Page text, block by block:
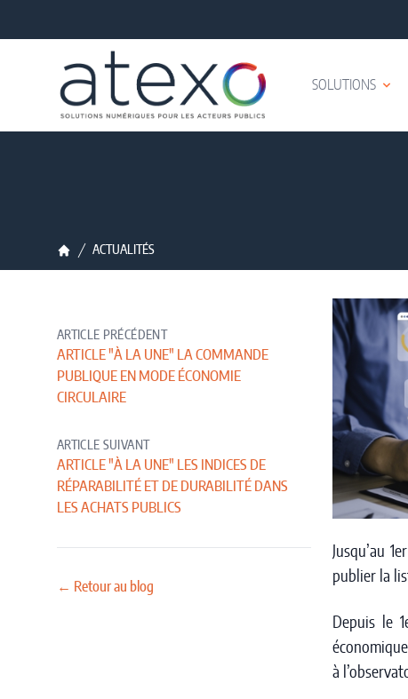
SOLUTIONS
ACTUALITÉS
Jusqu’au
publier la
Depuis le
à
ARTICLE PRÉCÉDENT
ARTICLE "À LA UNE" LA COMMANDE
PUBLIQUE EN MODE ÉCONOMIE
CIRCULAIRE
ARTICLE SUIVANT
ARTICLE "À LA UNE" LES INDICES DE
RÉPARABILITÉ ET DE DURABILITÉ DANS
LES ACHATS PUBLICS
← Retour au blog